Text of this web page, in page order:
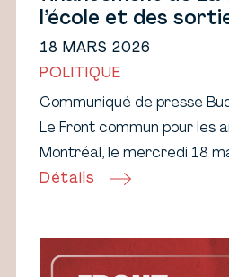
l’école et des
en milieu culturel
18 MARS 2026
POLITIQUE
Communiqué de presse
Le Front commun pour les
Montréal, le mercredi 18
Détails